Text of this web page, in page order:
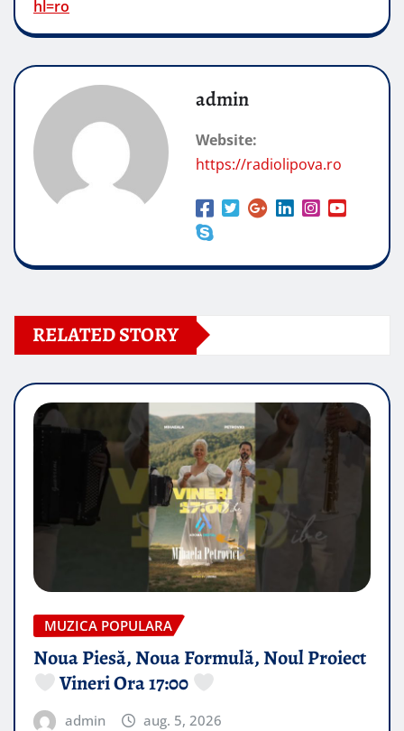
hl=ro
admin
Website:
https://radiolipova.ro
RELATED STORY
MUZICA POPULARA
Noua Piesă, Noua Formulă, Noul Proiect
Vineri Ora 17:00
admin aug. 5, 2026